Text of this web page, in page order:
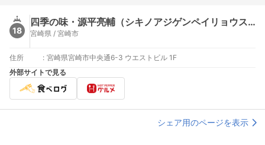
18
四季の味・源平亮輔（シキノアジゲンペイリョウスケ【旧店名】四季の味・源平）
宮崎県 / 宮崎市
住所 : 宮崎県宮崎市中央通6-3 ウエストビル 1F
外部サイトで見る
シェア用のページを表示